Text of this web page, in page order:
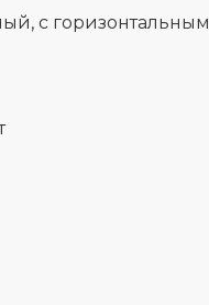
с горизонтальным